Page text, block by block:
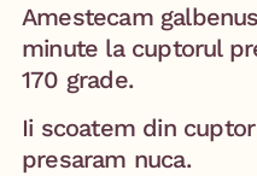
Amestecam
minute la cuptorul
170 grade.⁣
Ii scoatem din
presaram nuca.